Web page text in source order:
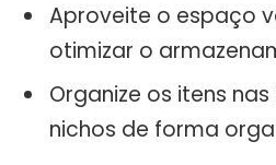
Aproveite o espaço
otimizar o
Organize os itens
nichos de forma